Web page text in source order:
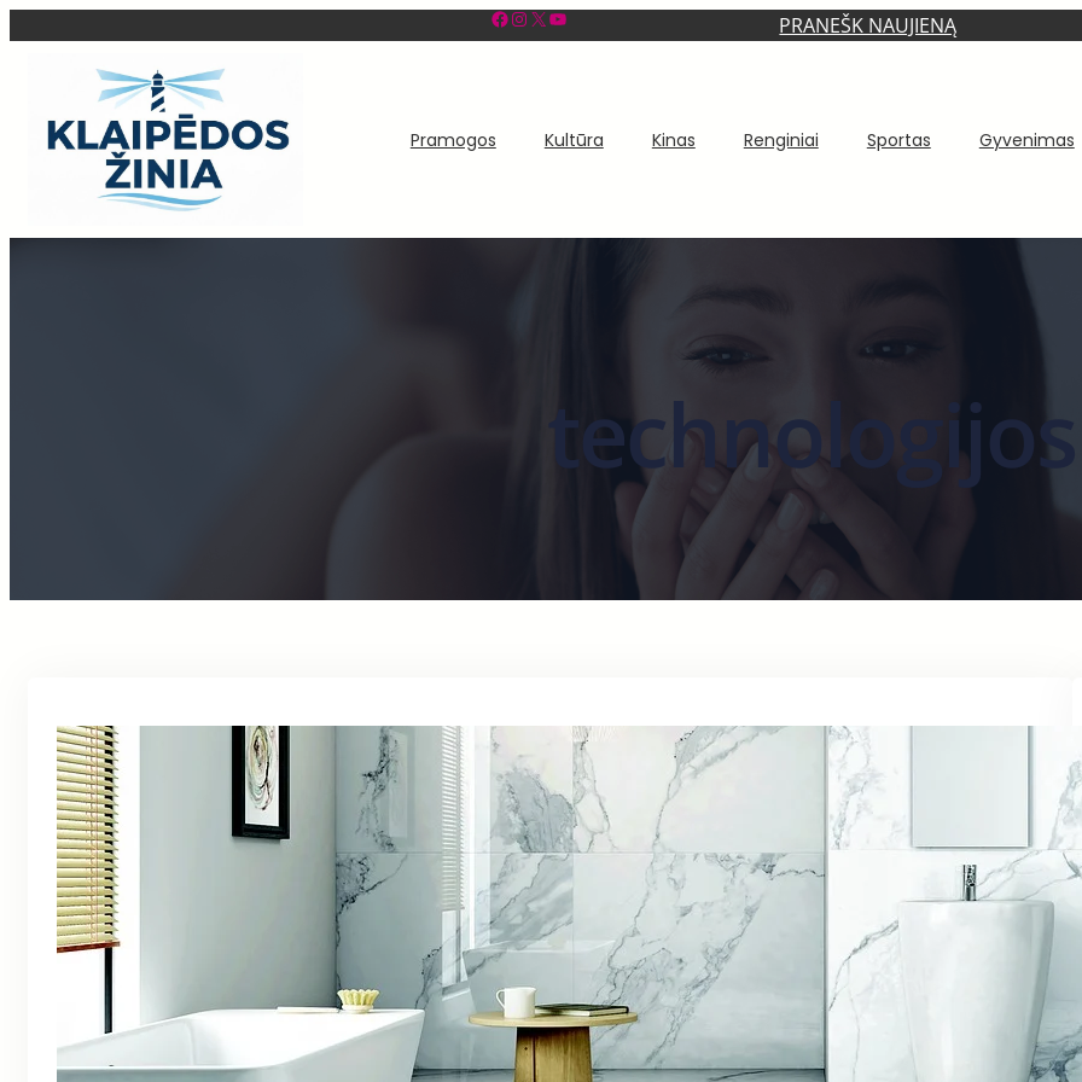
Facebook InstagramX YouTube PRANEŠK NAUJIENĄ
Pramogos Kultūra Kinas Renginiai Sportas Gyvenimas
technologijos